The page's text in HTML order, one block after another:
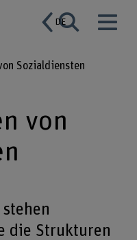
DE
Sozialdiensten
von
die Strukturen